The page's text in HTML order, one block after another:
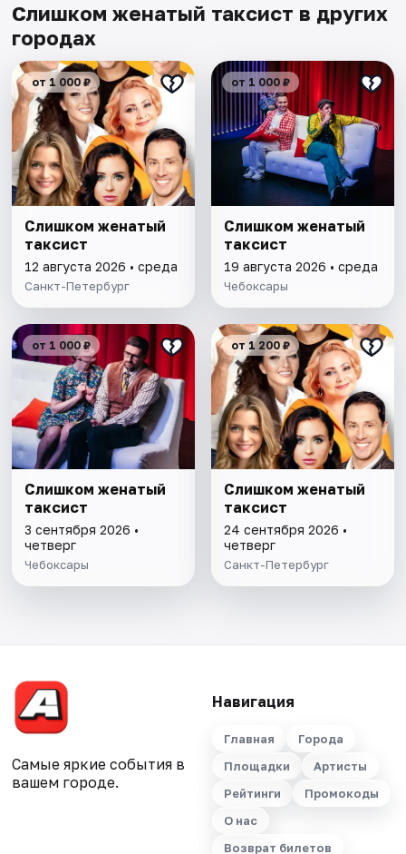
Слишком женатый таксист в других
городах
от 1 000 ₽
Слишком женатый
таксист
12 августа 2026 • среда
Санкт-Петербург
от 1 000 ₽
Слишком женатый
таксист
19 августа 2026 • среда
Чебоксары
от 1 000 ₽
Слишком женатый
таксист
3 сентября 2026 •
четверг
Чебоксары
от 1 200 ₽
Слишком женатый
таксист
24 сентября 2026 •
четверг
Санкт-Петербург
Самые яркие события в
вашем городе.
Навигация
Главная
Города
Площадки
Артисты
Рейтинги
Промокоды
О нас
Возврат билетов